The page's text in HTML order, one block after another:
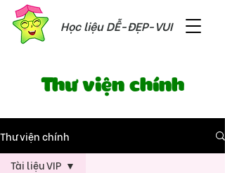
Học liệu DỄ-ĐẸP-VUI
Thư viện chính
Thư viện chính
Tài liệu VIP